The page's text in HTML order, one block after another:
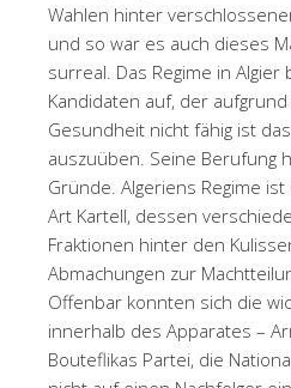
Wahlen hinter
und so war es auch dieses
surreal. Das Regime in
Kandidaten auf, der
Gesundheit nicht fähig ist
auszuüben. Seine Berufung
Gründe. Algeriens Regime
Art Kartell, dessen
Fraktionen hinter den
Abmachungen zur
Offenbar konnten sich die
innerhalb des Apparates –
Bouteflikas Partei, die